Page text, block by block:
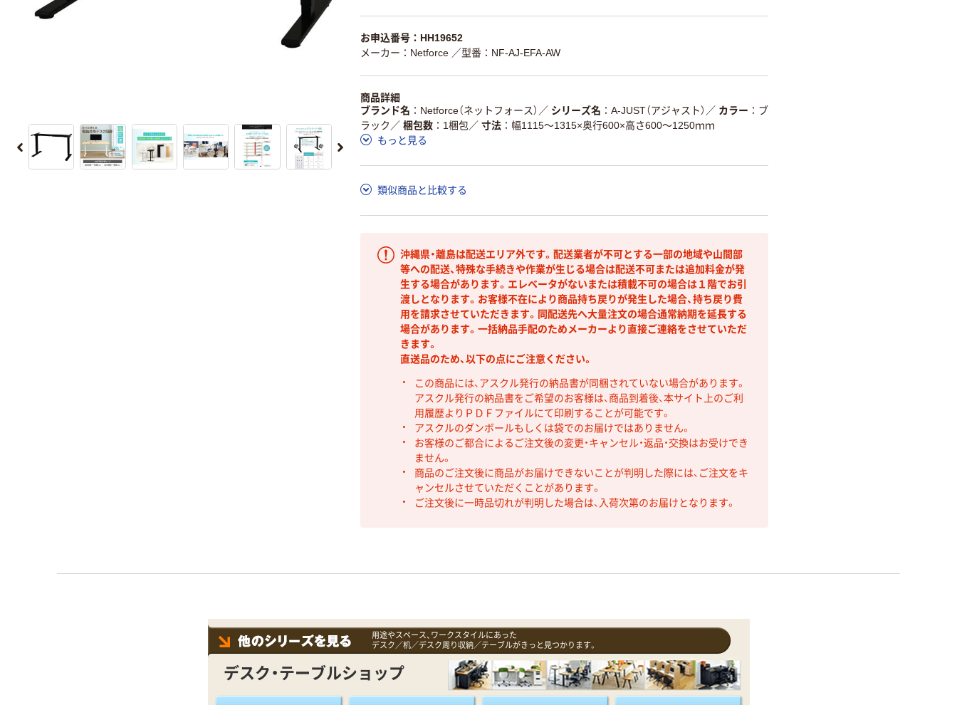
お申込番号：HH19652
メーカー：Netforce ／型番：NF-AJ-EFA-AW
商品詳細
ブランド名
Netforce（ネットフォース） ／ シリーズ名 A-JUST（アジャスト） ／ カラー
ブ
ラック ／ 梱包数 1梱包 ／ 寸法
幅1115～1315×奥行600×高さ600～1250ｍｍ
もっと見る
類似商品と比較する
沖縄県・離島は配送エリア外です。配送業者が不可とする一部の地域や山間部
等への配送、特殊な手続きや作業が生じる場合は配送不可または追加料金が発
生する場合があります。エレベータがないまたは積載不可の場合は１階でお引
渡しとなります。お客様不在により商品持ち戻りが発生した場合、持ち戻り費
用を請求させていただきます。同配送先へ大量注文の場合通常納期を延長する
場合があります。一括納品手配のためメーカーより直接ご連絡をさせていただ
きます。
直送品のため、以下の点にご注意ください。
この商品には、アスクル発行の納品書が同梱されていない場合があります。
アスクル発行の納品書をご希望のお客様は、商品到着後、本サイト上のご利
用履歴よりＰＤＦファイルにて印刷することが可能です。
アスクルのダンボールもしくは袋でのお届けではありません。
お客様のご都合によるご注文後の変更・キャンセル・返品・交換はお受けでき
ません。
商品のご注文後に商品がお届けできないことが判明した際には、ご注文をキ
ャンセルさせていただくことがあります。
ご注文後に一時品切れが判明した場合は、入荷次第のお届けとなります。
用途やスペース、ワークスタイルにあった
デスク／机／デスク周り収納／テーブルがきっと見つかります。
デスク・テーブルショップ